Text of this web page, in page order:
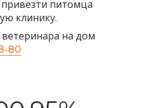
80
питомца
клинику.
на дом